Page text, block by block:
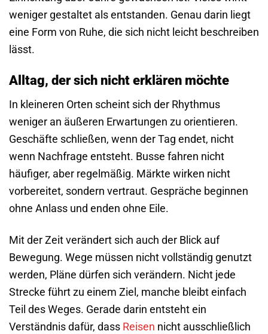
weniger gestaltet als entstanden. Genau darin liegt
eine Form von Ruhe, die sich nicht leicht beschreiben
lässt.
Alltag, der sich nicht erklären möchte
In kleineren Orten scheint sich der Rhythmus
weniger an äußeren Erwartungen zu orientieren.
Geschäfte schließen, wenn der Tag endet, nicht
wenn Nachfrage entsteht. Busse fahren nicht
häufiger, aber regelmäßig. Märkte wirken nicht
vorbereitet, sondern vertraut. Gespräche beginnen
ohne Anlass und enden ohne Eile.
Mit der Zeit verändert sich auch der Blick auf
Bewegung. Wege müssen nicht vollständig genutzt
werden, Pläne dürfen sich verändern. Nicht jede
Strecke führt zu einem Ziel, manche bleibt einfach
Teil des Weges. Gerade darin entsteht ein
Verständnis dafür, dass Reisen nicht ausschließlich